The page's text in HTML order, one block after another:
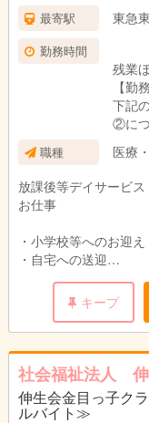
最寄駅 東急
勤務時間
残業
【勤
下記
②に
月下
①平
②学
9:15
【勤
・週2
・
職種
医療
放課後等デイサービ
お仕事
・小学校等へのお迎え
・自宅への送迎
＜ドライバースタッ
13:00～14:30 学校等
14:30～16:30 軽作業
16:30～18:00 保育園
※送迎がない時間は、
夫です。
キープ
社会福祉法人
伸生会金目っ子
ルバイト≫